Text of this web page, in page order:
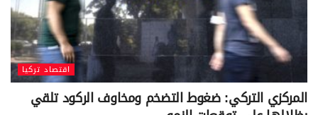
اقتصاد تركيا
المركزي التركي: ضغوط التضخم ومخاوف الركود تلقي